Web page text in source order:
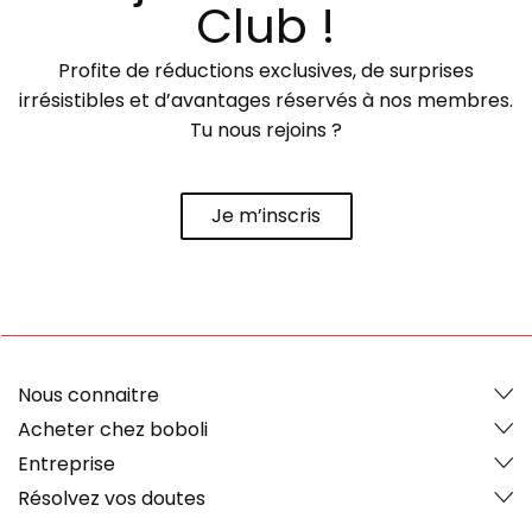
Club !
Profite de réductions exclusives, de surprises
irrésistibles et d’avantages réservés à nos membres.
Tu nous rejoins ?
Je m’inscris
Nous connaitre
Acheter chez boboli
Entreprise
Résolvez vos doutes